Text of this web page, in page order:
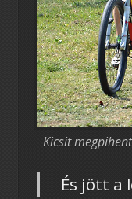
Kicsit
És jött a